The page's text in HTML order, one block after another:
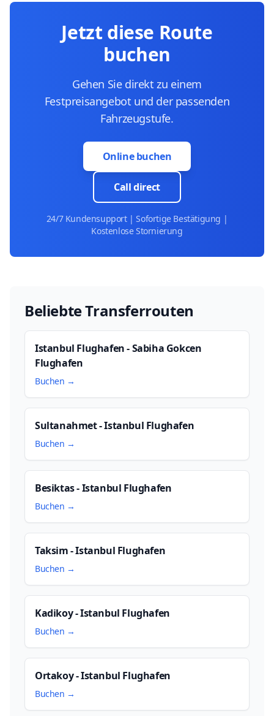
Jetzt diese Route
buchen
Gehen Sie direkt zu einem
Festpreisangebot und der passenden
Fahrzeugstufe.
Online buchen
Call direct
24/7 Kundensupport | Sofortige Bestätigung |
Kostenlose Stornierung
Beliebte Transferrouten
Istanbul Flughafen - Sabiha Gokcen
Flughafen
Buchen →
Sultanahmet - Istanbul Flughafen
Buchen →
Besiktas - Istanbul Flughafen
Buchen →
Taksim - Istanbul Flughafen
Buchen →
Kadikoy - Istanbul Flughafen
Buchen →
Ortakoy - Istanbul Flughafen
Buchen →